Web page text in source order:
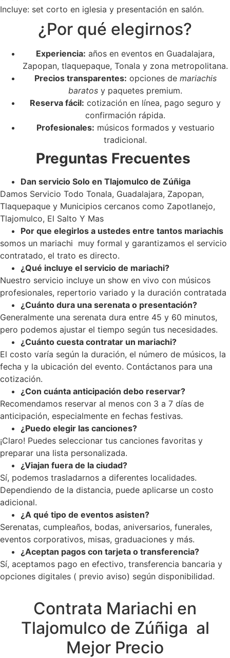
Incluye: set corto en iglesia y presentación en salón.
¿Por qué elegirnos?
Experiencia: años en eventos en Guadalajara,
Zapopan, tlaquepaque, Tonala y zona metropolitana.
Precios transparentes: opciones de mariachis
baratos y paquetes premium.
Reserva fácil: cotización en línea, pago seguro y
confirmación rápida.
Profesionales: músicos formados y vestuario
tradicional.
Preguntas Frecuentes
Dan servicio Solo en Tlajomulco de Zúñiga
Damos Servicio Todo Tonala, Guadalajara, Zapopan,
Tlaquepaque y Municipios cercanos como Zapotlanejo,
Tlajomulco, El Salto Y Mas
Por que elegirlos a ustedes entre tantos mariachis
somos un mariachi muy formal y garantizamos el servicio
contratado, el trato es directo.
¿Qué incluye el servicio de mariachi?
Nuestro servicio incluye un show en vivo con músicos
profesionales, repertorio variado y la duración contratada
¿Cuánto dura una serenata o presentación?
Generalmente una serenata dura entre 45 y 60 minutos,
pero podemos ajustar el tiempo según tus necesidades.
¿Cuánto cuesta contratar un mariachi?
El costo varía según la duración, el número de músicos, la
fecha y la ubicación del evento. Contáctanos para una
cotización.
¿Con cuánta anticipación debo reservar?
Recomendamos reservar al menos con 3 a 7 días de
anticipación, especialmente en fechas festivas.
¿Puedo elegir las canciones?
¡Claro! Puedes seleccionar tus canciones favoritas y
preparar una lista personalizada.
¿Viajan fuera de la ciudad?
Sí, podemos trasladarnos a diferentes localidades.
Dependiendo de la distancia, puede aplicarse un costo
adicional.
¿A qué tipo de eventos asisten?
Serenatas, cumpleaños, bodas, aniversarios, funerales,
eventos corporativos, misas, graduaciones y más.
¿Aceptan pagos con tarjeta o transferencia?
Sí, aceptamos pago en efectivo, transferencia bancaria y
opciones digitales ( previo aviso) según disponibilidad.
Contrata Mariachi en
Tlajomulco de Zúñiga al
Mejor Precio